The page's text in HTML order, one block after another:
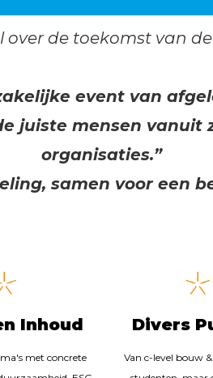
over de toekomst van
event van
juiste mensen
organisaties.”
samen voor een
Inhoud
met concrete
Divers
Van c-level bouw